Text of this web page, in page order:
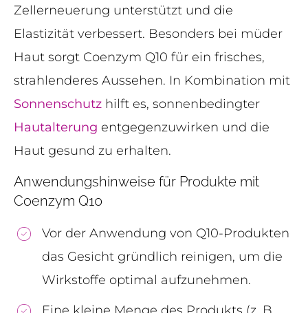
Zellerneuerung unterstützt und die
Elastizität verbessert. Besonders bei müder
Haut sorgt Coenzym Q10 für ein frisches,
strahlenderes Aussehen. In Kombination mit
Sonnenschutz hilft es, sonnenbedingter
Hautalterung entgegenzuwirken und die
Haut gesund zu erhalten.
Anwendungshinweise für Produkte mit
Coenzym Q10
Vor der Anwendung von Q10-Produkten
das Gesicht gründlich reinigen, um die
Wirkstoffe optimal aufzunehmen.